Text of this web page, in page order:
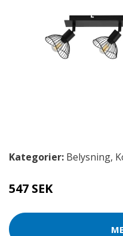
Kategorier: Belysning,
547 SEK